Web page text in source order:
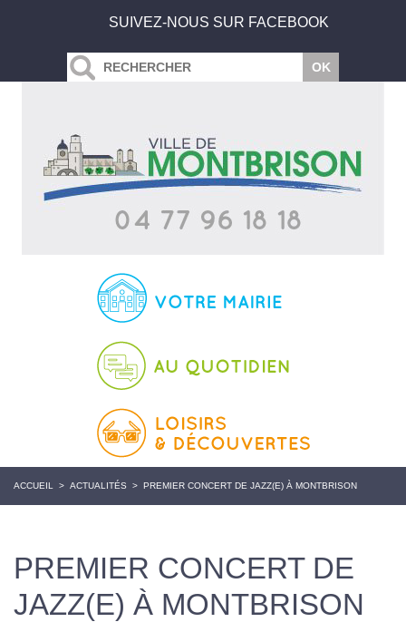
SUIVEZ-NOUS SUR FACEBOOK
ACCUEIL > ACTUALITÉS > PREMIER CONCERT DE JAZZ(E) À MONTBRISON
PREMIER CONCERT DE
JAZZ(E) À MONTBRISON